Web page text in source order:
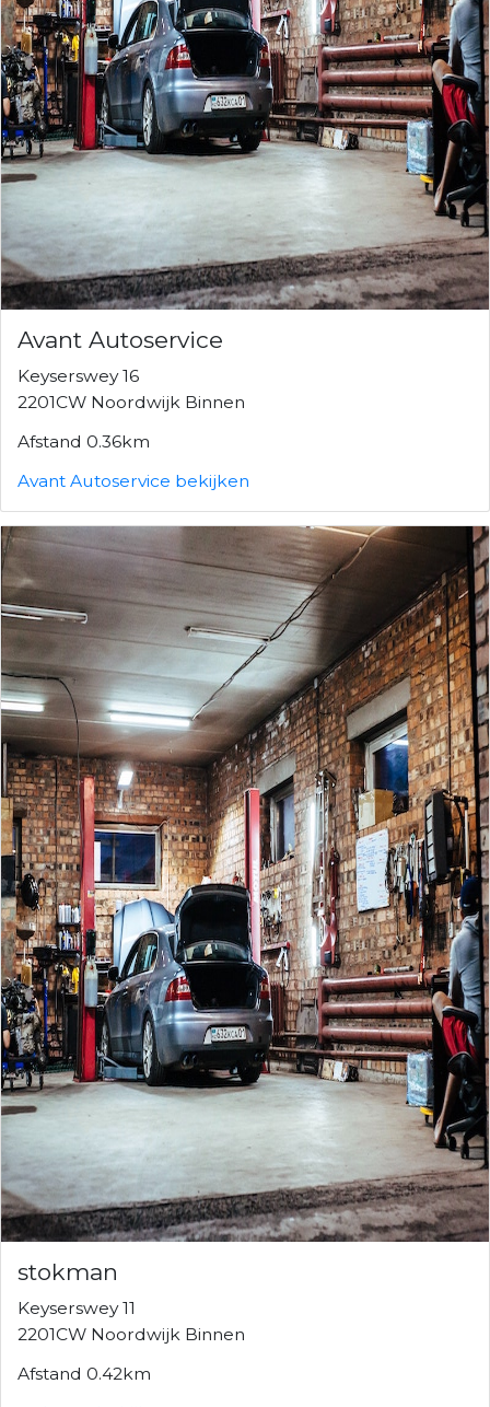
Avant Autoservice
Keyserswey 16
2201CW Noordwijk Binnen
Afstand 0.36km
Avant Autoservice bekijken
stokman
Keyserswey 11
2201CW Noordwijk Binnen
Afstand 0.42km